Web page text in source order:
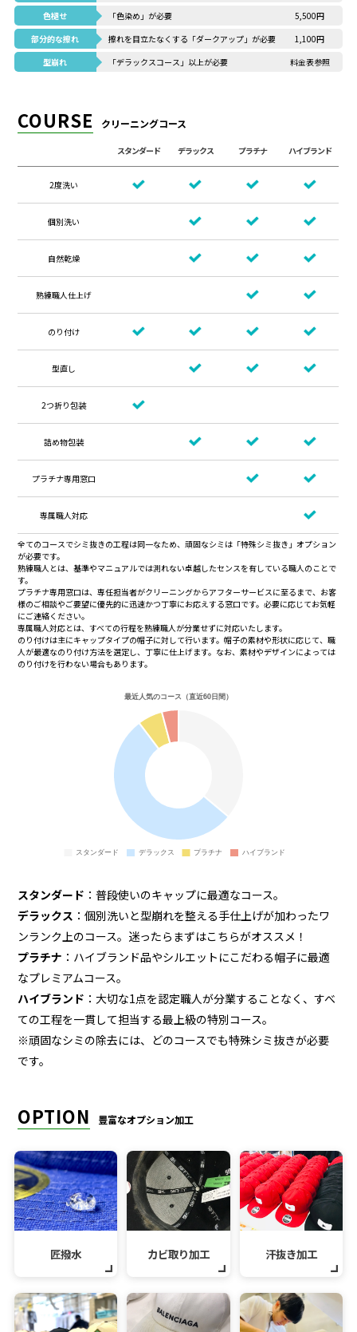
色褪せ 「色染め」が必要
5,500円
部分的な擦れ
擦れを目立たなくする「ダークアップ」が必要
1,100円
型崩れ
「デラックスコース」以上が必要 料金表参照
COURSE クリーニングコース
スタンダード デラックス プラチナ ハイブランド
2度洗い
個別洗い
自然乾燥
熟練職人仕上げ
のり付け
型直し
2つ折り包装
詰め物包装
プラチナ専用窓口
専属職人対応
全てのコースでシミ抜きの工程は同一なため、頑固なシミは「特殊シミ抜き」オプション
が必要です。
熟練職人とは、基準やマニュアルでは測れない卓越したセンスを有している職人のことで
す。
プラチナ専用窓口は、専任担当者がクリーニングからアフターサービスに至るまで、お客
様のご相談やご要望に優先的に迅速かつ丁寧にお応えする窓口です。必要に応じてお気軽
にご連絡ください。
専属職人対応とは、すべての行程を熟練職人が分業せずに対応いたします。
のり付けは主にキャップタイプの帽子に対して行います。帽子の素材や形状に応じて、職
人が最適なのり付け方法を選定し、丁寧に仕上げます。なお、素材やデザインによっては
のり付けを行わない場合もあります。
スタンダード ：普段使いのキャップに最適なコース。
デラックス ：個別洗いと型崩れを整える手仕上げが加わったワ
ンランク上のコース。迷ったらまずはこちらがオススメ！
プラチナ ：ハイブランド品やシルエットにこだわる帽子に最適
なプレミアムコース。
ハイブランド ：大切な1点を認定職人が分業することなく、すべ
ての工程を一貫して担当する最上級の特別コース。
※頑固なシミの除去には、どのコースでも特殊シミ抜きが必要
です。
OPTION 豊富なオプション加工
匠撥水 カビ取り加工 汗抜き加工